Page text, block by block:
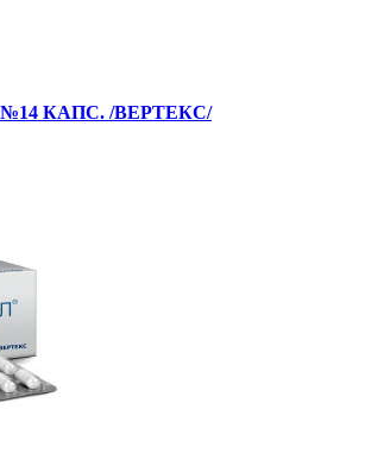
№14 КАПС. /ВЕРТЕКС/